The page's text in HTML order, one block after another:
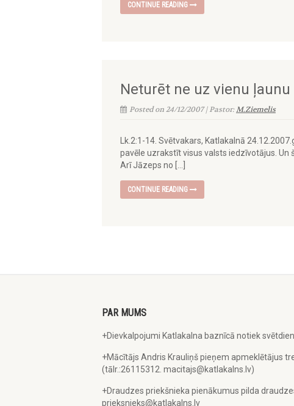
CONTINUE READING
Neturēt ne uz vienu
Posted on 24/12/2007 | Pastor:M.Ziemelis
Lk.2:1-14. Svētvakars, Katlakalnā
pavēle uzrakstīt visus valsts iedzīvotājus. Un
Arī Jāzeps no […]
CONTINUE READING
PAR MUMS
+Dievkalpojumi Katlakalna baznīcā notiek
+Mācītājs Andris Krauliņš pieņem apmeklētājus
(tālr.:26115312. macitajs@katlakalns.lv)
+Draudzes priekšnieka pienākumus pilda
prieksnieks@katlakalns.lv